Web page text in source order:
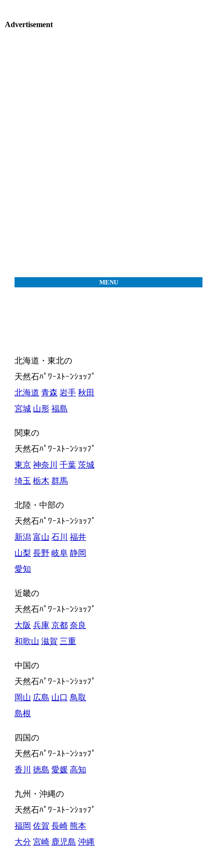
Advertisement
MENU
北海道・東北の
天然石ﾊﾟﾜｰｽﾄｰﾝｼｮｯﾌﾟ
北海道 青森 岩手 秋田
宮城 山形 福島
関東の
天然石ﾊﾟﾜｰｽﾄｰﾝｼｮｯﾌﾟ
東京 神奈川 千葉 茨城
埼玉 栃木 群馬
北陸・中部の
天然石ﾊﾟﾜｰｽﾄｰﾝｼｮｯﾌﾟ
新潟 富山 石川 福井
山梨 長野 岐阜 静岡
愛知
近畿の
天然石ﾊﾟﾜｰｽﾄｰﾝｼｮｯﾌﾟ
大阪 兵庫 京都 奈良
和歌山 滋賀 三重
中国の
天然石ﾊﾟﾜｰｽﾄｰﾝｼｮｯﾌﾟ
岡山 広島 山口 鳥取
島根
四国の
天然石ﾊﾟﾜｰｽﾄｰﾝｼｮｯﾌﾟ
香川 徳島 愛媛 高知
九州・沖縄の
天然石ﾊﾟﾜｰｽﾄｰﾝｼｮｯﾌﾟ
福岡 佐賀 長崎 熊本
大分 宮崎 鹿児島 沖縄